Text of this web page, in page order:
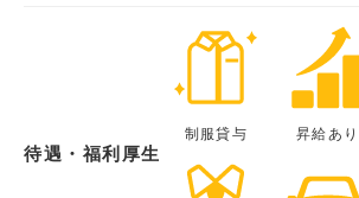
待遇・福利厚生
制服貸与 昇給あり